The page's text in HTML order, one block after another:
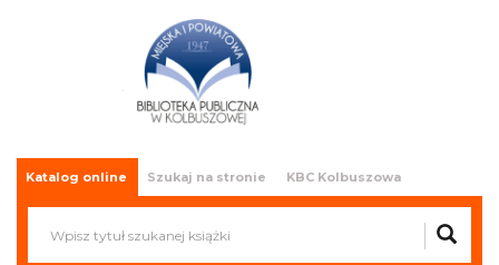
Miejska i Powiatowa Biblioteka
Publiczna w Kolbuszowej
Katalog online Szukaj na stronie KBC Kolbuszowa